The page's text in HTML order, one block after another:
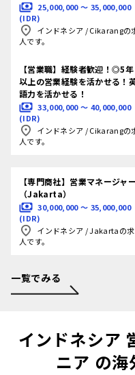
25,000,000 〜 35,000,000
(IDR)
インドネシア /Cikarangの
人です。
【営業職】経験者歓迎！◎5年
以上の営業経験を活かせる！
語力を活かせる！
33,000,000 〜 40,000,000
(IDR)
インドネシア /Cikarangの
人です。
【専門商社】営業マネージャー
（Jakarta）
30,000,000 〜 35,000,000
(IDR)
インドネシア /Jakartaの求
人です。
一覧でみる
インドネシア
ニア の